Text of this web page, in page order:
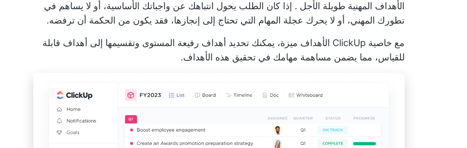
الأهداف المهنية طويلة الأجل . إذا كان الطلب يحول انتباهك عن واجباتك الأساسية، أو لا يساهم في
تطورك المهني، أو لا يحرك عجلة المهام التي تحتاج إلى إنجازها، فقد يكون من الحكمة أن ترفضه.
مع خاصية ClickUp الأهداف ميزة، يمكنك تحديد أهداف رفيعة المستوى وتقسيمها إلى أهداف قابلة
للقياس، مما يضمن مساهمة مهامك في تحقيق هذه الأهداف.